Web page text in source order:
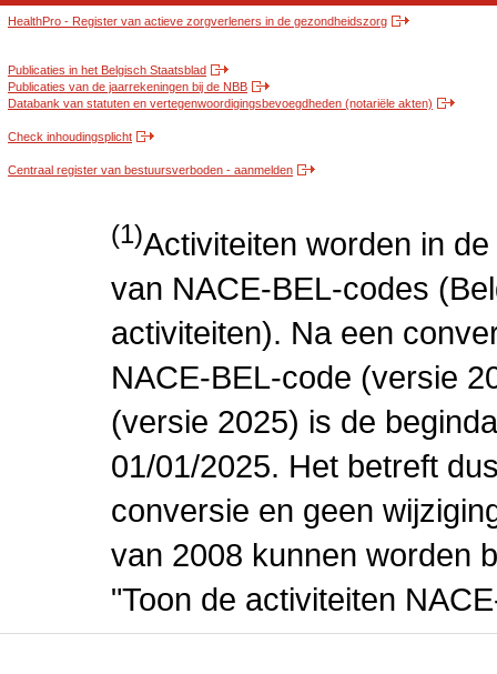
HealthPro - Register van actieve zorgverleners in de gezondheidszorg
Publicaties in het Belgisch Staatsblad
Publicaties van de jaarrekeningen bij de NBB
Databank van statuten en vertegenwoordigingsbevoegdheden (notariële akten)
Check inhoudingsplicht
Centraal register van bestuursverboden - aanmelden
(1)Activiteiten worden in
van NACE-BEL-codes
activiteiten). Na een
NACE-BEL-code (versie
(versie 2025) is de
01/01/2025. Het betreft
conversie en geen
van 2008 kunnen worden
"Toon de activiteiten